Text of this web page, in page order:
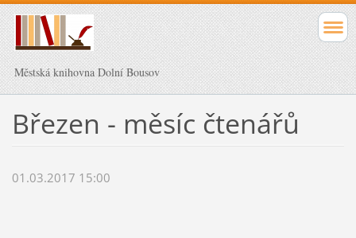
Městská knihovna Dolní Bousov
Březen - měsíc čtenářů
01.03.2017 15:00